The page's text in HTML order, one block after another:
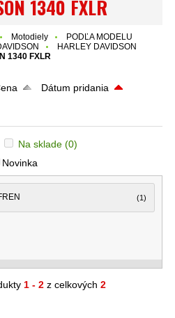
1340 FXLR
Motodiely
PODĽA MODELU
HARLEY DAVIDSON
1340 FXLR
Dátum pridania
Na sklade (0)
Novinka
(1)
1 - 2 z celkových 2